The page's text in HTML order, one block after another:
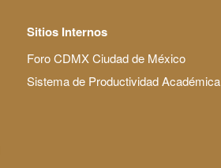
Sitios Internos
Foro CDMX Ciudad de México
Sistema de Productividad Académica